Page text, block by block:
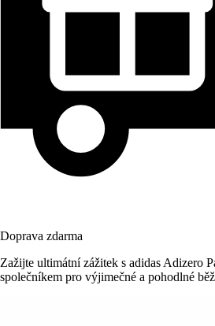
Doprava zdarma
Zažijte ultimátní zážitek s adidas Adizero
společníkem pro výjimečné a pohodlné